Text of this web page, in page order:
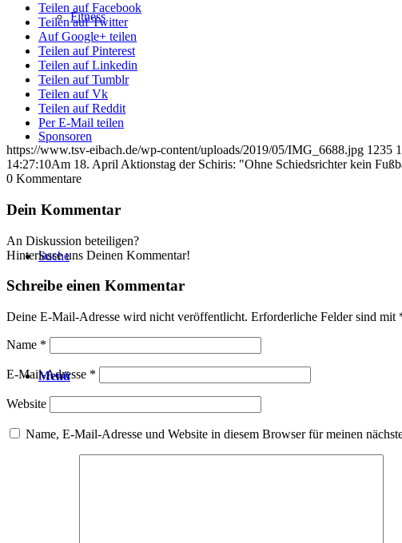
Fitness
Sponsoren
Suche
Menü
Teilen auf Facebook
Teilen auf Twitter
Auf Google+ teilen
Teilen auf Pinterest
Teilen auf Linkedin
Teilen auf Tumblr
Teilen auf Vk
Teilen auf Reddit
Per E-Mail teilen
https://www.tsv-eibach.de/wp-content/uploads/2019/05/IMG_6688.jpg 1235
14:27:10Am 18. April Aktionstag der Schiris: "Ohne Schiedsrichter kein
0 Kommentare
Dein Kommentar
An Diskussion beteiligen?
Hinterlasse uns Deinen Kommentar!
Schreibe einen Kommentar
Deine E-Mail-Adresse wird nicht veröffentlicht. Erforderliche Felder sind mit
Name *
E-Mail-Adresse *
Website
Name, E-Mail-Adresse und Website in diesem Browser für meinen